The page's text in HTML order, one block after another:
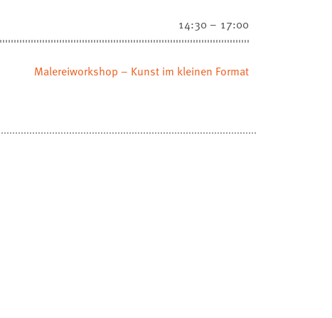
14:30 – 17:00
Malereiworkshop – Kunst im kleinen Format